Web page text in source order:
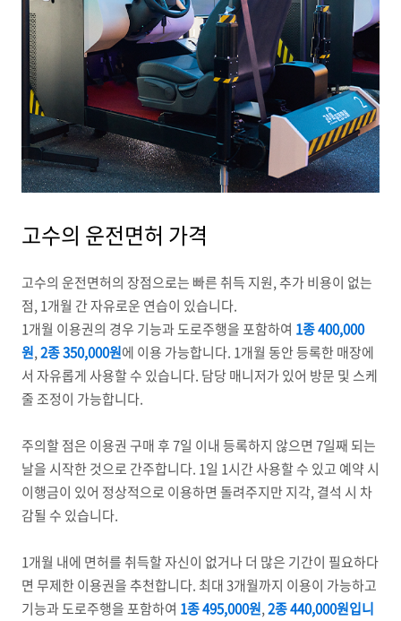
고수의 운전면허 가격
고수의 운전면허의 장점으로는 빠른 취득 지원, 추가 비용이 없는
점, 1개월 간 자유로운 연습이 있습니다.
1개월 이용권의 경우 기능과 도로주행을 포함하여 1종 400,000
원,2종 350,000원에 이용 가능합니다. 1개월 동안 등록한 매장에
서 자유롭게 사용할 수 있습니다. 담당 매니저가 있어 방문 및 스케
줄 조정이 가능합니다.
주의할 점은 이용권 구매 후 7일 이내 등록하지 않으면 7일째 되는
날을 시작한 것으로 간주합니다. 1일 1시간 사용할 수 있고 예약 시
이행금이 있어 정상적으로 이용하면 돌려주지만 지각, 결석 시 차
감될 수 있습니다.
1개월 내에 면허를 취득할 자신이 없거나 더 많은 기간이 필요하다
면 무제한 이용권을 추천합니다. 최대 3개월까지 이용이 가능하고
기능과 도로주행을 포함하여 1종 495,000원,2종 440,000원입니